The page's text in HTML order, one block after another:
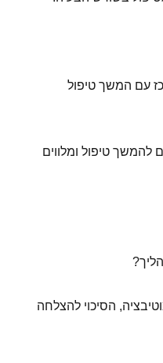
עם המשך טיפול
להמשך טיפול ומלווים
הסיכוי להצלחה